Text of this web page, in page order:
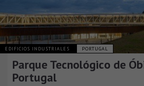
EDIFICIOS INDUSTRIALES PORTUGAL
Parque Tecnológico de
Portugal